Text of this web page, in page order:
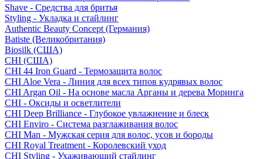
Shave - Средства для бритья
Styling - Укладка и стайлинг
Authentic Beauty Concept (Германия)
Batiste (Великобритания)
Biosilk (США)
CHI (США)
CHI 44 Iron Guard - Термозащита волос
CHI Aloe Vera - Линия для всех типов кудрявых волос
CHI Argan Oil - На основе масла Арганы и дерева Моринга
CHI - Оксиды и осветлители
CHI Deep Brilliance - Глубокое увлажнение и блеск
CHI Enviro - Система разглаживания волос
CHI Man - Мужская серия для волос, усов и бороды
CHI Royal Treatment - Королевский уход
CHI Styling - Ухаживающий стайлинг